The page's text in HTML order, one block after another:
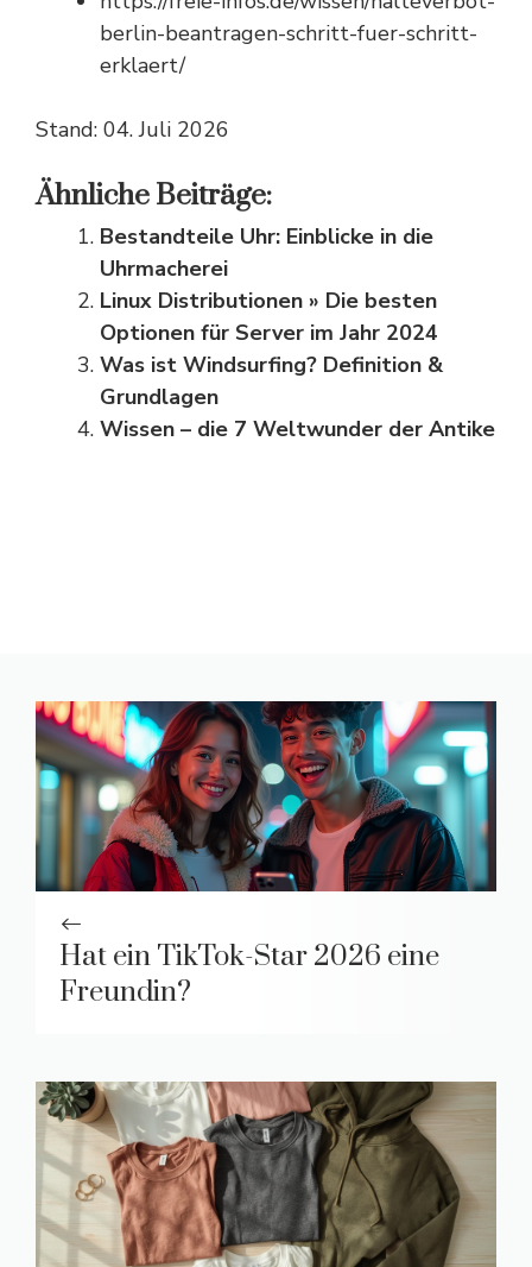
berlin-beantragen-schritt-fuer-schritt-
erklaert/
Stand: 04. Juli 2026
Ähnliche Beiträge:
Bestandteile Uhr: Einblicke in die
Uhrmacherei
Linux Distributionen » Die besten
Optionen für Server im Jahr 2024
Was ist Windsurfing? Definition &
Grundlagen
Wissen – die 7 Weltwunder der Antike
Hat ein TikTok-Star 2026 eine
Freundin?